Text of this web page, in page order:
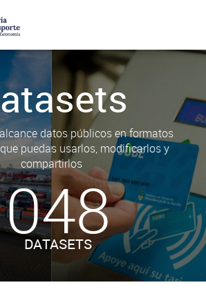
datos públicos en formatos
puedas usarlos, modificarlos y
compartirlos
048
DATASETS